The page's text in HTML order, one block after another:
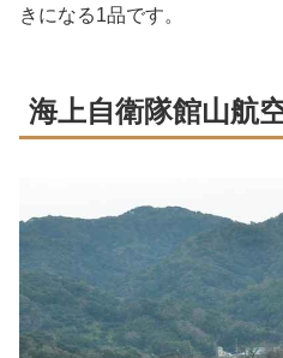
きになる1品です。
海上自衛隊館山航